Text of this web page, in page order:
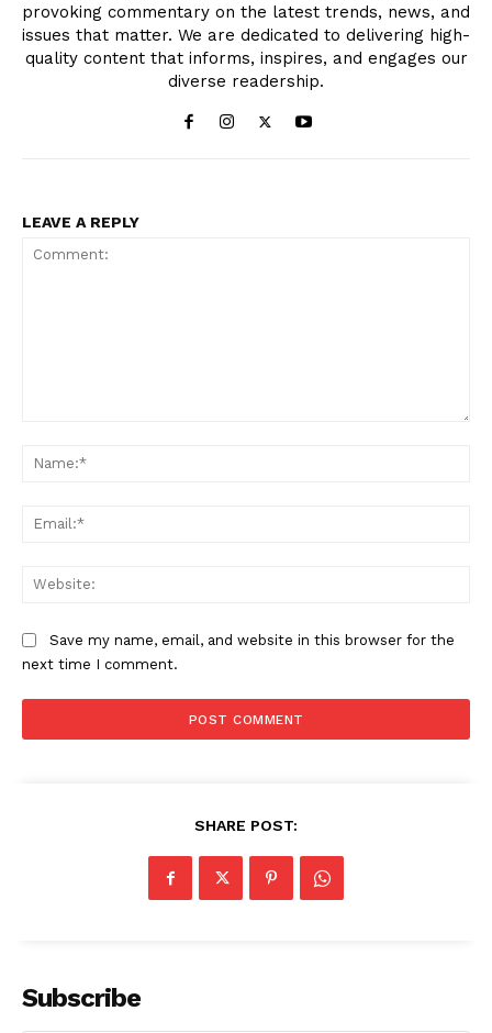
provoking commentary on the latest trends, news, and
issues that matter. We are dedicated to delivering high-
quality content that informs, inspires, and engages our
diverse readership.
LEAVE A REPLY
Save my name, email, and website in this browser for the
next time I comment.
SHARE POST:
Subscribe